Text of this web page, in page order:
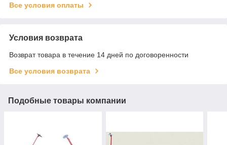
Все условия оплаты
Условия возврата
Возврат товара в течение 14 дней по договоренности
Все условия возврата
Подобные товары компании